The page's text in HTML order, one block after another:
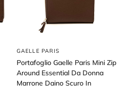
GAELLE PARIS
Portafoglio Gaelle Paris Mini Zip
Around Essential Da Donna
Marrone Daino Scuro In